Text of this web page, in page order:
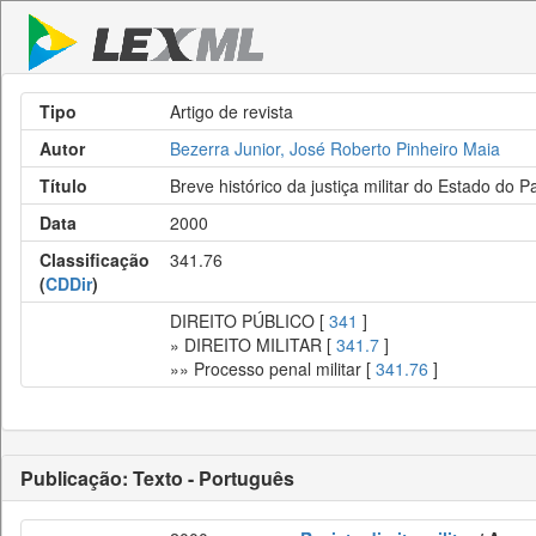
Tipo
Artigo de revista
Autor
Bezerra Junior, José Roberto Pinheiro Maia
Título
Breve histórico da justiça militar do Estado do
Data
2000
Classificação
(CDDir)
341.76
DIREITO PÚBLICO [ 341 ]
» DIREITO MILITAR [ 341.7 ]
»» Processo penal militar [ 341.76 ]
Publicação: Texto - Português